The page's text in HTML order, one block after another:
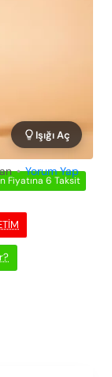
Fiyatına 6 Taksit
Işığı Aç
• Yorum Yap